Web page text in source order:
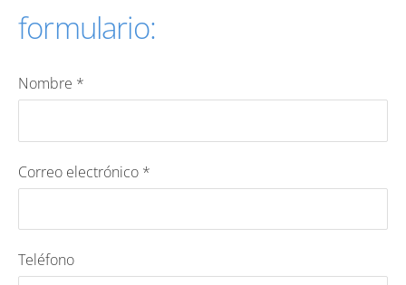
formulario:
Nombre *
Correo electrónico *
Teléfono